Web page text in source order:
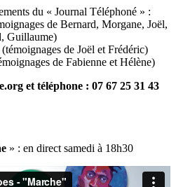
du « Journal Téléphoné » :
de Bernard, Morgane, Joël,
Guillaume)
de Joël et Frédéric)
de Fabienne et Hélène)
et téléphone : 07 67 25 31 43
» : en direct samedi à 18h30